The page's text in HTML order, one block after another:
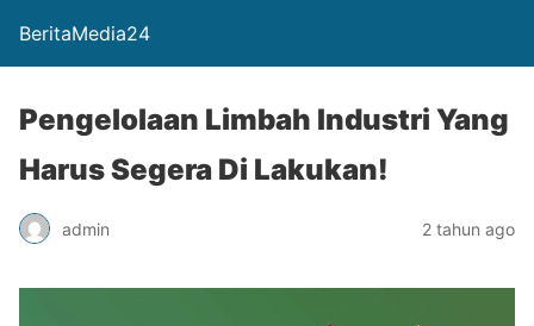
BeritaMedia24
Pengelolaan Limbah Industri Yang
Harus Segera Di Lakukan!
admin 2 tahun ago